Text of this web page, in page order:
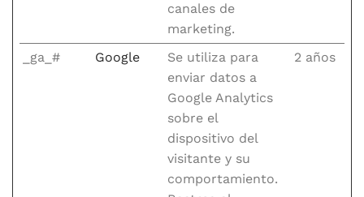
canales de
marketing.
_ga_# Google
Se utiliza para
enviar datos a
Google Analytics
sobre el
dispositivo del
visitante y su
comportamiento.
2 años